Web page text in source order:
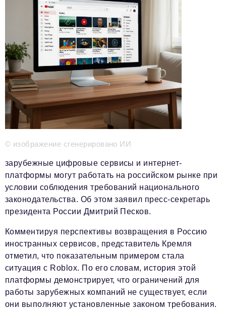
Электронные почты редакции:
Информационный отдел
info@business-magazine.online
Отдел рекламы
reklama@business-magazine.online
Отдел распространения/редакционная подписка
podpiska@business-magazine.online
Отдел по работе с партнерами
partner@business-magazine.online
© изображение сгенерировано ИИ
зарубежные цифровые сервисы и интернет-
платформы могут работать на российском рынке при
условии соблюдения требований национального
законодательства. Об этом заявил пресс-секретарь
президента России Дмитрий Песков.
Комментируя перспективы возвращения в Россию
иностранных сервисов, представитель Кремля
отметил, что показательным примером стала
ситуация с Roblox. По его словам, история этой
платформы демонстрирует, что ограничений для
работы зарубежных компаний не существует, если
они выполняют установленные законом требования.